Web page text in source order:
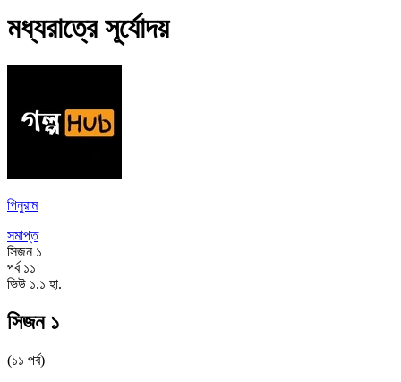
মধ্যরাত্রে সূর্যোদয়
পিনুরাম
সমাপ্ত
সিজন ১
পর্ব ১১
ভিউ ১.১ হা.
সিজন ১
(১১ পর্ব)